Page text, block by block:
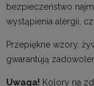
bezpieczeństwo
wystąpienia alergii,
Przepiękne wzory,
gwarantują
Uwaga! Kolory na